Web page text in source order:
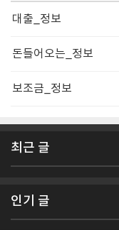
대출_정보
돈들어오는_정보
보조금_정보
최근 글
인기 글